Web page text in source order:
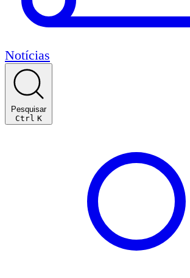
Notícias
Pesquisar
Ctrl K